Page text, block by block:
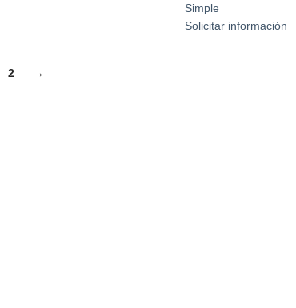
Simple
Solicitar información
2 →